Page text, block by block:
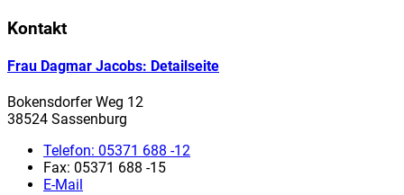
Kontakt
Frau Dagmar Jacobs: Detailseite
Bokensdorfer Weg 12
38524 Sassenburg
Telefon: 05371 688 -12
Fax: 05371 688 -15
E-Mail